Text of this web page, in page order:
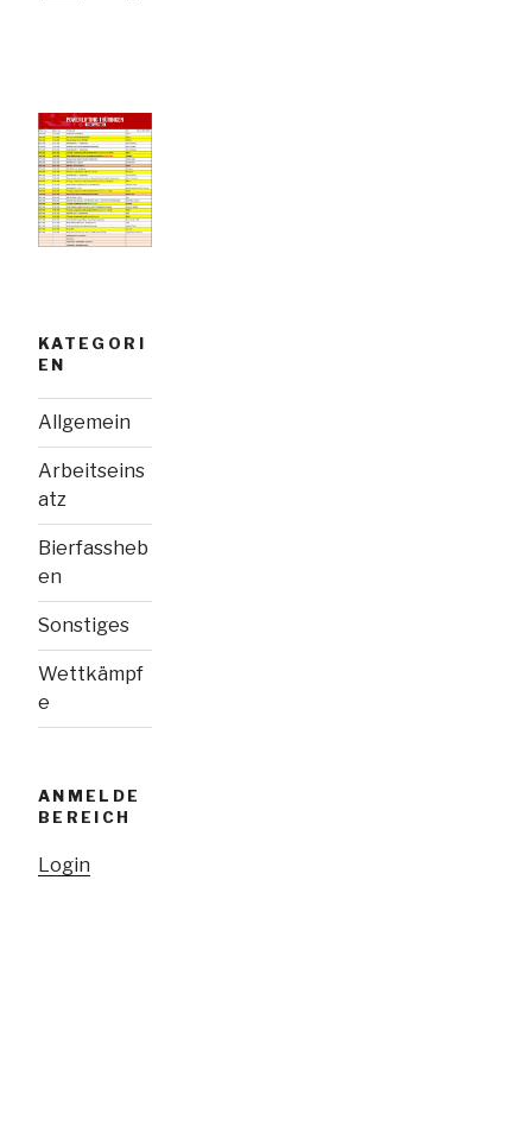
KATEGORI
EN
Allgemein
Arbeitseins
atz
Bierfassheb
en
Sonstiges
Wettkämpf
e
ANMELDE
BEREICH
Login